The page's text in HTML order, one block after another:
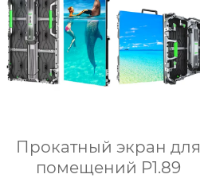
Прокатный экран для
помещений P1.89